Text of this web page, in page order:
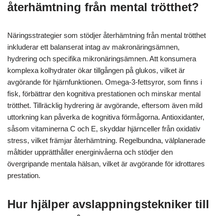
återhämtning från mental trötthet?
Näringsstrategier som stödjer återhämtning från mental trötthet
inkluderar ett balanserat intag av makronäringsämnen,
hydrering och specifika mikronäringsämnen. Att konsumera
komplexa kolhydrater ökar tillgången på glukos, vilket är
avgörande för hjärnfunktionen. Omega-3-fettsyror, som finns i
fisk, förbättrar den kognitiva prestationen och minskar mental
trötthet. Tillräcklig hydrering är avgörande, eftersom även mild
uttorkning kan påverka de kognitiva förmågorna. Antioxidanter,
såsom vitaminerna C och E, skyddar hjärnceller från oxidativ
stress, vilket främjar återhämtning. Regelbundna, välplanerade
måltider upprätthåller energinivåerna och stödjer den
övergripande mentala hälsan, vilket är avgörande för idrottares
prestation.
Hur hjälper avslappningstekniker till